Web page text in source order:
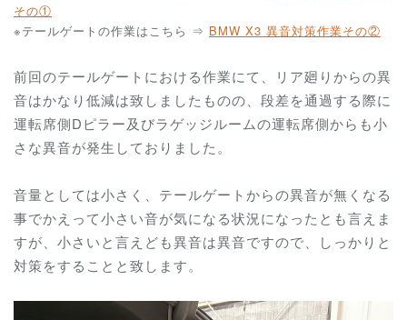
その①
※テールゲートの作業はこちら ⇒ BMW X3 異音対策作業その②
前回のテールゲートにおける作業にて、リア廻りからの異
音はかなり低減は致しましたものの、段差を通過する際に
運転席側Dピラー及びラゲッジルームの運転席側からも小
さな異音が発生しておりました。
音量としては小さく、テールゲートからの異音が無くなる
事でかえって小さい音が気になる状況になったとも言えま
すが、小さいと言えども異音は異音ですので、しっかりと
対策をすることと致します。